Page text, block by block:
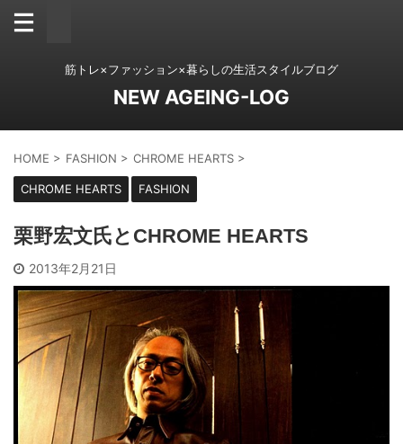
筋トレ×ファッション×暮らしの生活スタイルブログ
NEW AGEING-LOG
HOME > FASHION > CHROME HEARTS >
CHROME HEARTS FASHION
栗野宏文氏とCHROME HEARTS
2013年2月21日